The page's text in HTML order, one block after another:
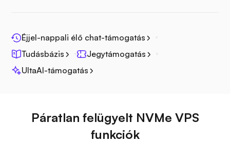
Fotoprizma
Éjjel-nappali élő chat-támogatás
Tudásbázis
Jegytámogatás
UltaAI-támogatás
Páratlan felügyelt NVMe VPS
funkciók